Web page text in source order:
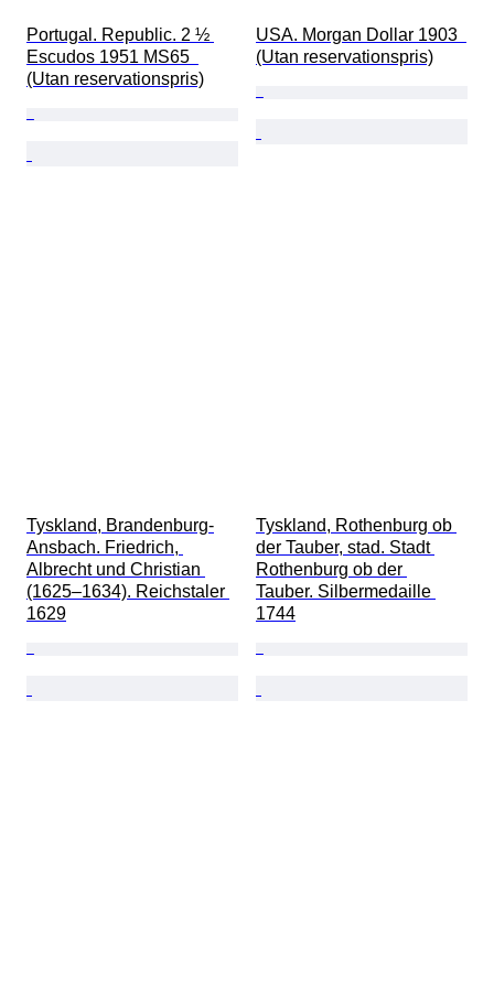
Portugal. Republic. 2 ½
Escudos 1951 MS65
(Utan reservationspris)
USA. Morgan Dollar 1903
(Utan reservationspris)
Tyskland, Brandenburg-
Ansbach. Friedrich,
Albrecht und Christian
(1625–1634). Reichstaler
1629
Tyskland, Rothenburg ob
der Tauber, stad. Stadt
Rothenburg ob der
Tauber. Silbermedaille
1744